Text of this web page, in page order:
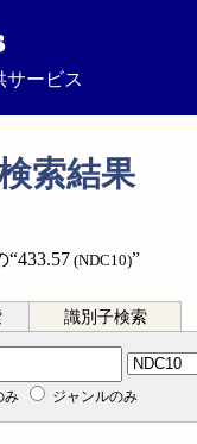
サービス
索結果
(NDC10)”
識別子検索
み ジャンルのみ